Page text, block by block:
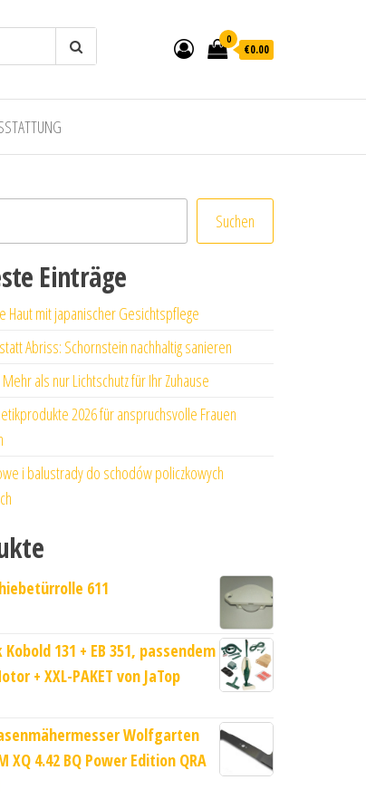
0
€0.00
Suchen
Einträge
Haut mit japanischer Gesichtspflege
Abriss: Schornstein nachhaltig sanieren
als nur Lichtschutz für Ihr Zuhause
2026 für anspruchsvolle Frauen
i balustrady do schodów policzkowych
611
131 + EB 351, passendem
+ XXL-PAKET von JaTop
Wolfgarten
XQ 4.42 BQ Power Edition QRA